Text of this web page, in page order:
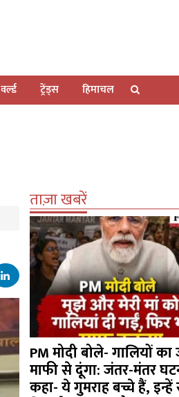
वर्ल्ड ट्रेंड्स हिमाचल
ताज़ा खबरें
PM मोदी बोले- गालियों
माफी से दूंगा: जंतर-मंतर
कहा- ये गुमराह बच्चे हैं, इन्हें